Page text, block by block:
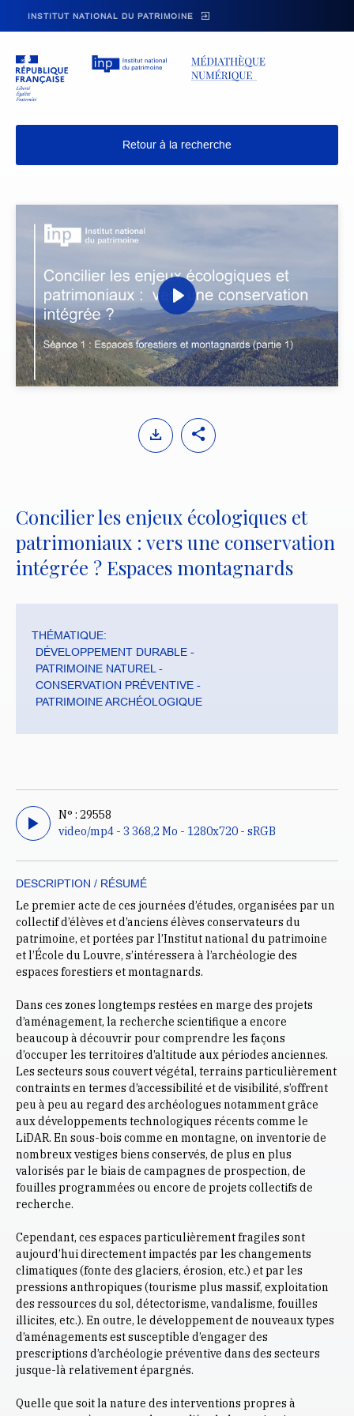
Retour à la recherche
INSTITUT NATIONAL DU PATRIMOINE
M
u
n
g
P
l
a
y
Concilier les enjeux écologiques et
patrimoniaux : vers une conservation
intégrée ? Espaces montagnards
THÉMATIQUE:
DÉVELOPPEMENT DURABLE
PATRIMOINE NATUREL
CONSERVATION PRÉVENTIVE
PATRIMOINE ARCHÉOLOGIQUE
N° : 29558
video/mp4 - 3 368,2 Mo - 1280x720 - sRGB
DESCRIPTION / RÉSUMÉ
Le premier acte de ces journées d’études, organisées par un
collectif d’élèves et d’anciens élèves conservateurs du
patrimoine, et portées par l’Institut national du patrimoine
et l’École du Louvre, s’intéressera à l’archéologie des
espaces forestiers et montagnards.
Dans ces zones longtemps restées en marge des projets
d’aménagement, la recherche scientifique a encore
beaucoup à découvrir pour comprendre les façons
d’occuper les territoires d’altitude aux périodes anciennes.
Les secteurs sous couvert végétal, terrains particulièrement
contraints en termes d’accessibilité et de visibilité, s’offrent
peu à peu au regard des archéologues notamment grâce
aux développements technologiques récents comme le
LiDAR. En sous-bois comme en montagne, on inventorie de
nombreux vestiges biens conservés, de plus en plus
valorisés par le biais de campagnes de prospection, de
fouilles programmées ou encore de projets collectifs de
recherche.
Cependant, ces espaces particulièrement fragiles sont
aujourd’hui directement impactés par les changements
climatiques (fonte des glaciers, érosion, etc.) et par les
pressions anthropiques (tourisme plus massif, exploitation
des ressources du sol, détectorisme, vandalisme, fouilles
illicites, etc.). En outre, le développement de nouveaux types
d’aménagements est susceptible d’engager des
prescriptions d’archéologie préventive dans des secteurs
jusque-là relativement épargnés.
Quelle que soit la nature des interventions propres à